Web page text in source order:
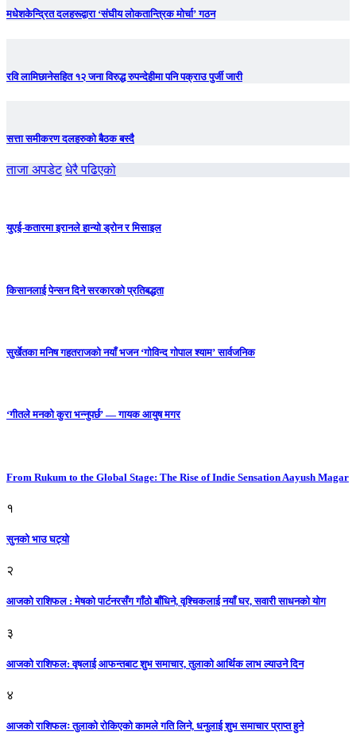
मधेशकेन्द्रित दलहरूद्वारा ‘संघीय लोकतान्त्रिक मोर्चा’ गठन
रवि लामिछानेसहित १२ जना विरुद्ध रुपन्देहीमा पनि पक्राउ पुर्जी जारी
सत्ता समीकरण दलहरुको बैठक बस्दै
ताजा अपडेट धेरै पढिएको
युएई-कतारमा इरानले हान्यो ड्रोन र मिसाइल
किसानलाई पेन्सन दिने सरकारको प्रतिबद्धता
सुर्खेतका मनिष गहतराजको नयाँ भजन ‘गोविन्द गोपाल श्याम’ सार्वजनिक
‘गीतले मनको कुरा भन्नुपर्छ’ — गायक आयुष मगर
From Rukum to the Global Stage: The Rise of Indie Sensation Aayush Magar
१
सुनको भाउ घट्याे
२
आजको राशिफल : मेषको पार्टनरसँग गाँठो बाँधिने, वृश्चिकलाई नयाँ घर, सवारी साधनकाे याेग
३
आजकाे राशिफल: वृषलाई आफन्तबाट शुभ समाचार, तुलाकाे आर्थिक लाभ ल्याउने दिन
४
आजको राशिफलः तुलाकाे रोकिएको कामले गति लिने, धनुलाई शुभ समाचार प्राप्त हुने